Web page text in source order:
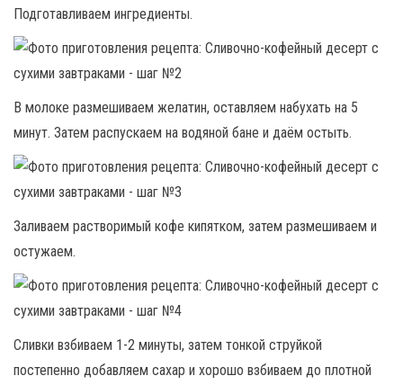
Подготавливаем ингредиенты.
В молоке размешиваем желатин, оставляем набухать на 5
минут. Затем распускаем на водяной бане и даём остыть.
Заливаем растворимый кофе кипятком, затем размешиваем и
остужаем.
Сливки взбиваем 1-2 минуты, затем тонкой струйкой
постепенно добавляем сахар и хорошо взбиваем до плотной